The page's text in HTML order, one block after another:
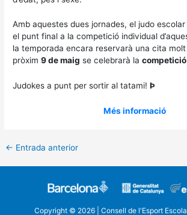
Amb aquestes dues jornades, el judo escolar
el punt final a la competició individual
la temporada encara reservarà una cita
pròxim9 de maig se celebrarà la
Judokes a punt per sortir al tatami!Þ
Més informació
← Entrada anterior
Copyright © 2026 | Consell de l'Esport